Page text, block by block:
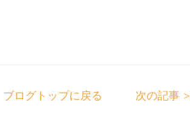
ブログトップに戻る 次の記事